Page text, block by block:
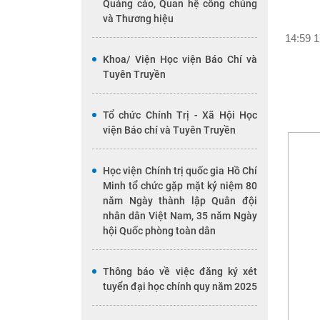
Quảng cáo, Quan hệ công chúng
và Thương hiệu
Khoa/ Viện Học viện Báo Chí và
Tuyên Truyền
Tổ chức Chính Trị - Xã Hội Học
viện Báo chí và Tuyên Truyền
Học viện Chính trị quốc gia Hồ Chí
Minh tổ chức gặp mặt kỷ niệm 80
năm Ngày thành lập Quân đội
nhân dân Việt Nam, 35 năm Ngày
hội Quốc phòng toàn dân
Thông báo về việc đăng ký xét
tuyển đại học chính quy năm 2025
14:59